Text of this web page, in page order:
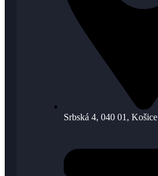
Srbská 4, 040 01, Košice